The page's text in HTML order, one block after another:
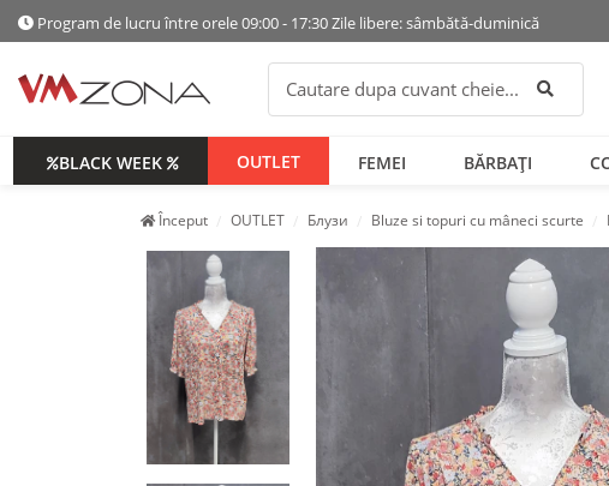
Program de lucru între orele 09:00 - 17:30 Zile libere: sâmbătă-duminică
Cautati
BLACK WEEK OUTLET FEMEI BĂRBAȚI
Început OUTLET Блузи Bluze si topuri cu mâneci scurte